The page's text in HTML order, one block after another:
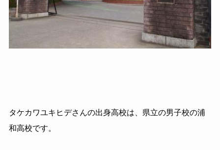
タケカワユキヒデさんの出身高校は、県立の男子校の浦
和高校です。